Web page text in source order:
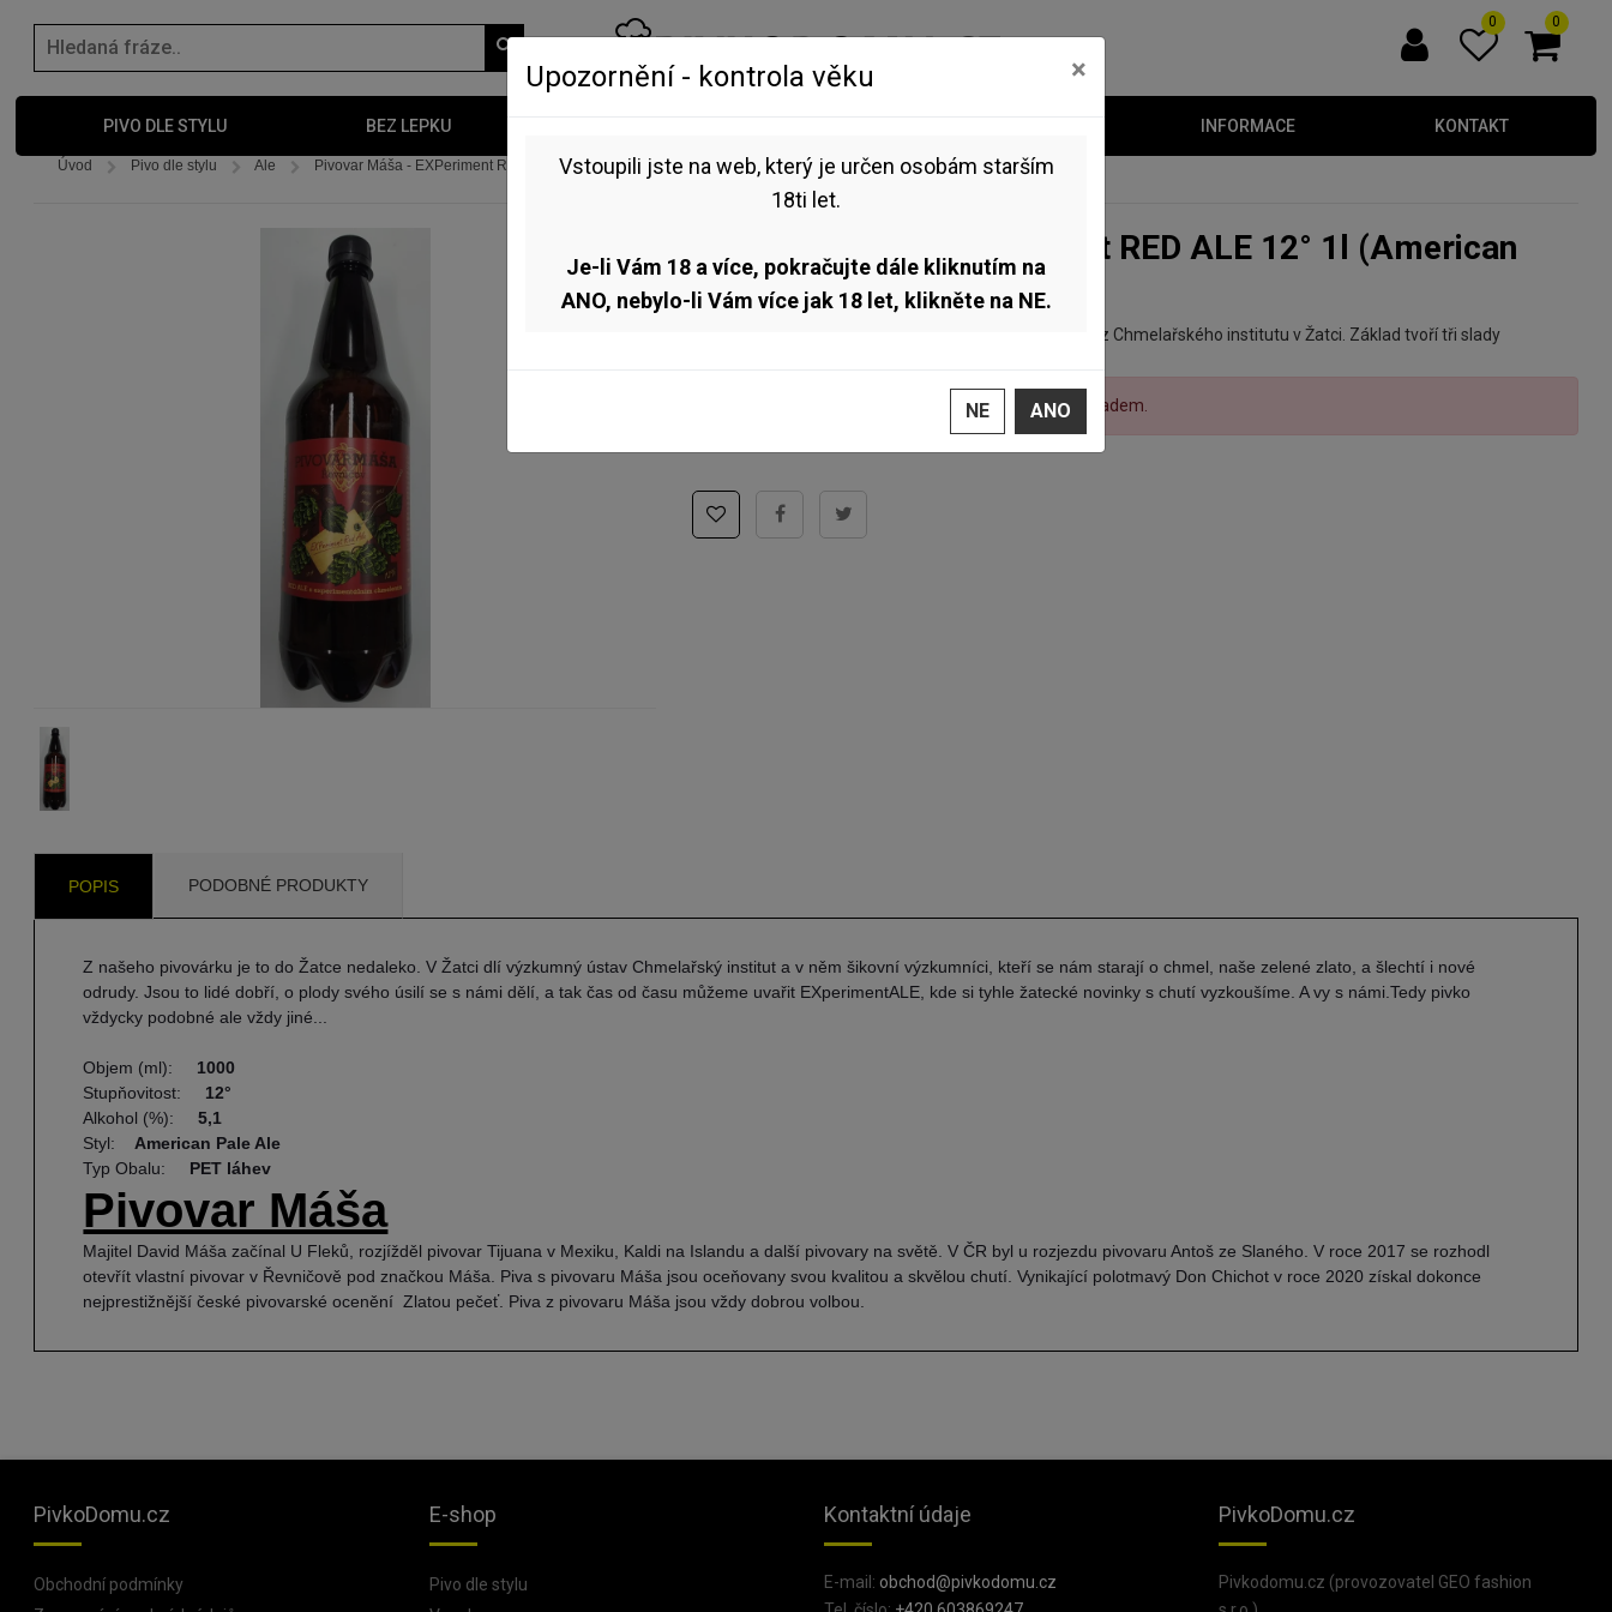
0 0
PIVO DLE STYLU BEZ LEPKU INFORMACE KONTAKT
Úvod Pivo dle stylu Ale Pivovar Máša - EXPeriment RED ALE 12° 1l (American Pale Ale)
Pale Ale)
Řada piv z experimentálních novošlechtěných chmelů z Chmelařského institutu v Žatci. Základ tvoří tři slady
nelze objednat, jelikož není skladem.
POPIS PODOBNÉ PRODUKTY
Z našeho pivovárku je to do Žatce nedaleko. V Žatci dlí výzkumný ústav Chmelařský institut a v něm šikovní výzkumníci, kteří se nám starají o chmel, naše zelené zlato, a šlechtí i nové
odrudy. Jsou to lidé dobří, o plody svého úsilí se s námi dělí, a tak čas od času můžeme uvařit EXperimentALE, kde si tyhle žatecké novinky s chutí vyzkoušíme. A vy s námi.Tedy pivko
vždycky podobné ale vždy jiné...
Objem (ml): 1000
Stupňovitost: 12°
Alkohol (%):5,1
Styl: American Pale Ale
Typ Obalu: PET láhev
Pivovar Máša
Majitel David Máša začínal U Fleků, rozjížděl pivovar Tijuana v Mexiku, Kaldi na Islandu a další pivovary na světě. V ČR byl u rozjezdu pivovaru Antoš ze Slaného. V roce 2017 se rozhodl
otevřít vlastní pivovar v Řevničově pod značkou Máša. Piva s pivovaru Máša jsou oceňovany svou kvalitou a skvělou chutí. Vynikající polotmavý Don Chichot v roce 2020 získal dokonce
nejprestižnější české pivovarské ocenění Zlatou pečeť. Piva z pivovaru Máša jsou vždy dobrou volbou.
PivkoDomu.cz
Obchodní podmínky
E-shop
Pivo dle stylu
Kontaktní údaje
E-mail: obchod@pivkodomu.cz
PivkoDomu.cz
Pivkodomu.cz (provozovatel GEO fashion
Upozornění - kontrola věku ×
Vstoupili jste na web, který je určen osobám starším
18ti let.
Je-li Vám 18 a více, pokračujte dále kliknutím na
ANO, nebylo-li Vám více jak 18 let, klikněte na NE.
NE ANO